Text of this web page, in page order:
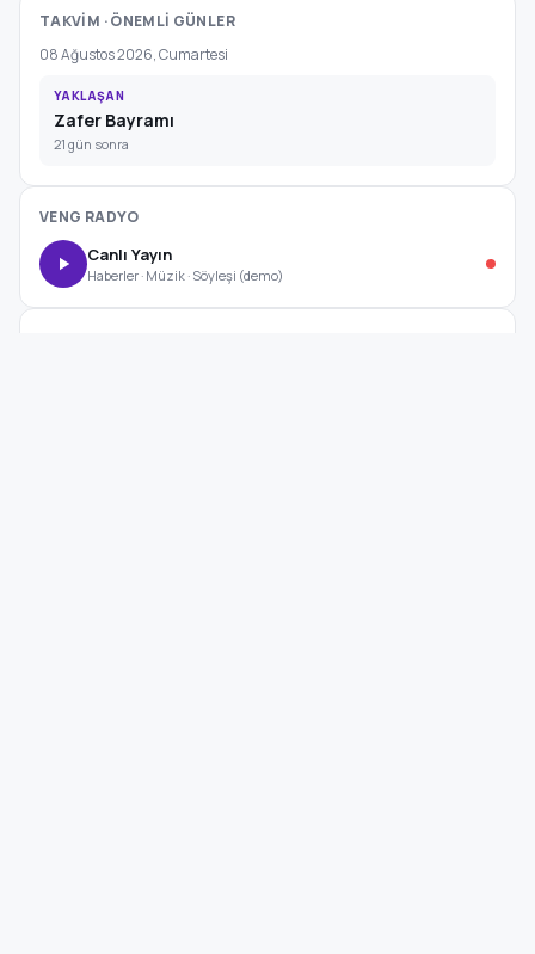
TAKVİM · ÖNEMLİ GÜNLER
08 Ağustos 2026, Cumartesi
YAKLAŞAN
Zafer Bayramı
21 gün sonra
VENG RADYO
Canlı Yayın
Haberler · Müzik · Söyleşi (demo)